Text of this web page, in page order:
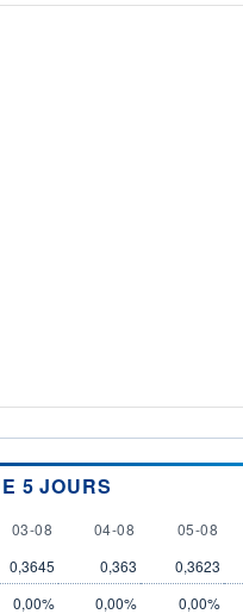
SPÉCIFIQUE
5 JOURS
3 AUGUST
03-08 4 AUGUST
04-08 5 AUGUST
05-08
0,3645 0,363 0,3623
0,00% 0,00% 0,00%